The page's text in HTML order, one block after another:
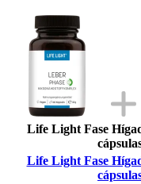
Life Light Fase
Life Light Fase